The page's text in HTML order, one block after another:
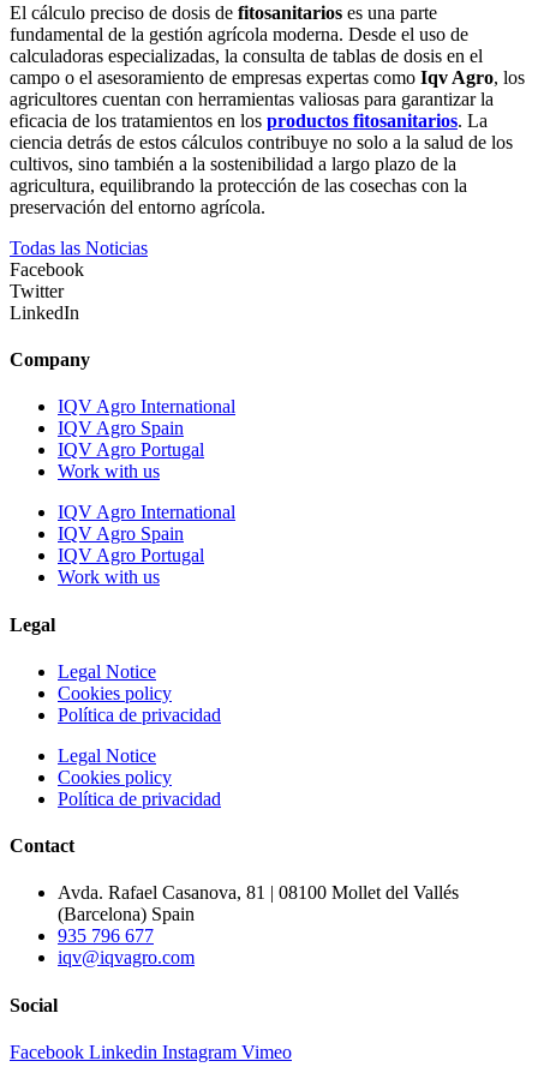
El cálculo preciso de dosis de fitosanitarios es una parte
fundamental de la gestión agrícola moderna. Desde el uso de
calculadoras especializadas, la consulta de tablas de dosis en el
campo o el asesoramiento de empresas expertas como Iqv Agro, los
agricultores cuentan con herramientas valiosas para garantizar la
eficacia de los tratamientos en los productos fitosanitarios. La
ciencia detrás de estos cálculos contribuye no solo a la salud de los
cultivos, sino también a la sostenibilidad a largo plazo de la
agricultura, equilibrando la protección de las cosechas con la
preservación del entorno agrícola.
Todas las Noticias
Facebook
Twitter
LinkedIn
Company
IQV Agro International
IQV Agro Spain
IQV Agro Portugal
Work with us
IQV Agro International
IQV Agro Spain
IQV Agro Portugal
Work with us
Legal
Legal Notice
Cookies policy
Política de privacidad
Legal Notice
Cookies policy
Política de privacidad
Contact
Avda. Rafael Casanova, 81 | 08100 Mollet del Vallés
(Barcelona) Spain
935 796 677
iqv@iqvagro.com
Social
Facebook Linkedin Instagram Vimeo